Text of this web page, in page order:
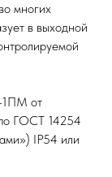
многих
в выходной
1ПМ от
ГОСТ 14254
IP54 или